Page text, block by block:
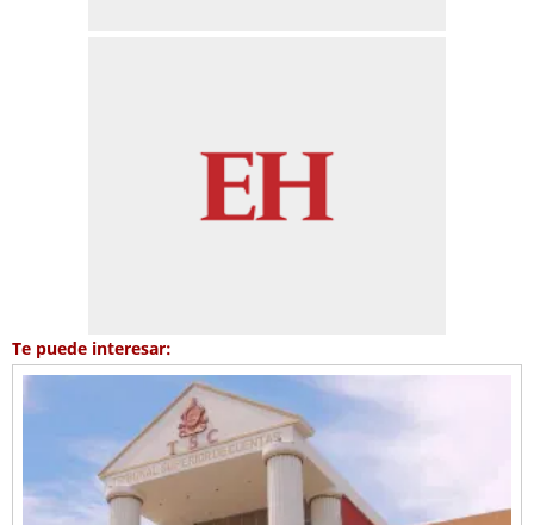
Te puede interesar: